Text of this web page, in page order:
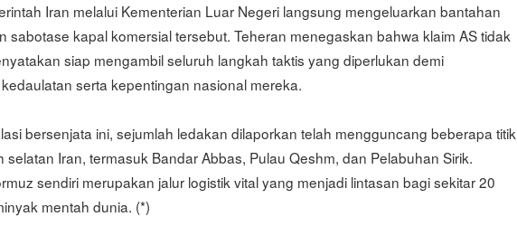
Iran melalui Kementerian Luar Negeri langsung mengeluarkan bantahan
sabotase kapal komersial tersebut. Teheran menegaskan bahwa klaim AS tidak
siap mengambil seluruh langkah taktis yang diperlukan demi
serta kepentingan nasional mereka.
bersenjata ini, sejumlah ledakan dilaporkan telah mengguncang beberapa titik
selatan Iran, termasuk Bandar Abbas, Pulau Qeshm, dan Pelabuhan Sirik.
sendiri merupakan jalur logistik vital yang menjadi lintasan bagi sekitar 20
mentah dunia. (*)